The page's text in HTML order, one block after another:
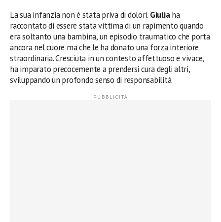
La sua infanzia non è stata priva di dolori. Giuliaha
raccontato di essere stata vittima di un rapimento quando
era soltanto una bambina, un episodio traumatico che porta
ancora nel cuore ma che le ha donato una forza interiore
straordinaria. Cresciuta in un contesto affettuoso e vivace,
ha imparato precocemente a prendersi cura degli altri,
sviluppando un profondo senso di responsabilità.